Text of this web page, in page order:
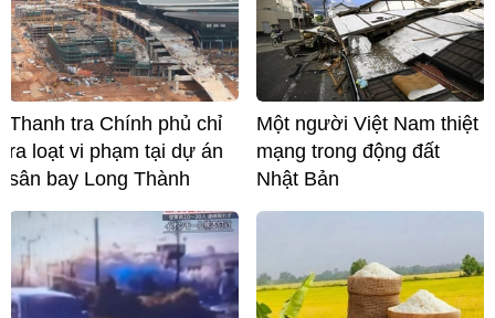
Thanh tra Chính phủ chỉ
ra loạt vi phạm tại dự án
sân bay Long Thành
Một người Việt Nam thiệt
mạng trong động đất
Nhật Bản